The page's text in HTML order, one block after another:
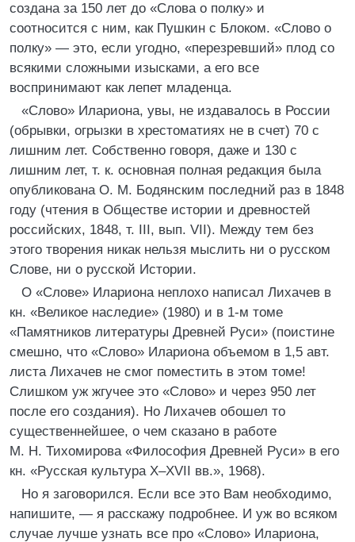
создана за 150 лет до «Слова о полку» и
соотносится с ним, как Пушкин с Блоком. «Слово о
полку» — это, если угодно, «перезревший» плод со
всякими сложными изысками, а его все
воспринимают как лепет младенца.
«Слово» Илариона, увы, не издавалось в России
(обрывки, огрызки в хрестоматиях не в счет) 70 с
лишним лет. Собственно говоря, даже и 130 с
лишним лет, т. к. основная полная редакция была
опубликована О. М. Бодянским последний раз в 1848
году (чтения в Обществе истории и древностей
российских, 1848, т. III, вып. VII). Между тем без
этого творения никак нельзя мыслить ни о русском
Слове, ни о русской Истории.
О «Слове» Илариона неплохо написал Лихачев в
кн. «Великое наследие» (1980) и в 1-м томе
«Памятников литературы Древней Руси» (поистине
смешно, что «Слово» Илариона объемом в 1,5 авт.
листа Лихачев не смог поместить в этом томе!
Слишком уж жгучее это «Слово» и через 950 лет
после его создания). Но Лихачев обошел то
существеннейшее, о чем сказано в работе
М. Н. Тихомирова «Философия Древней Руси» в его
кн. «Русская культура X–XVII вв.», 1968).
Но я заговорился. Если все это Вам необходимо,
напишите, — я расскажу подробнее. И уж во всяком
случае лучше узнать все про «Слово» Илариона,